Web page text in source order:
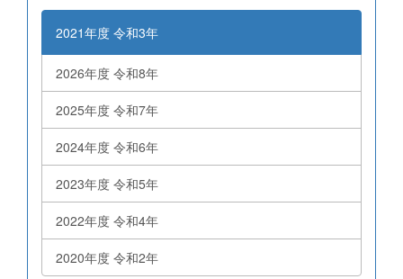
2021年度 令和3年
2026年度 令和8年
2025年度 令和7年
2024年度 令和6年
2023年度 令和5年
2022年度 令和4年
2020年度 令和2年